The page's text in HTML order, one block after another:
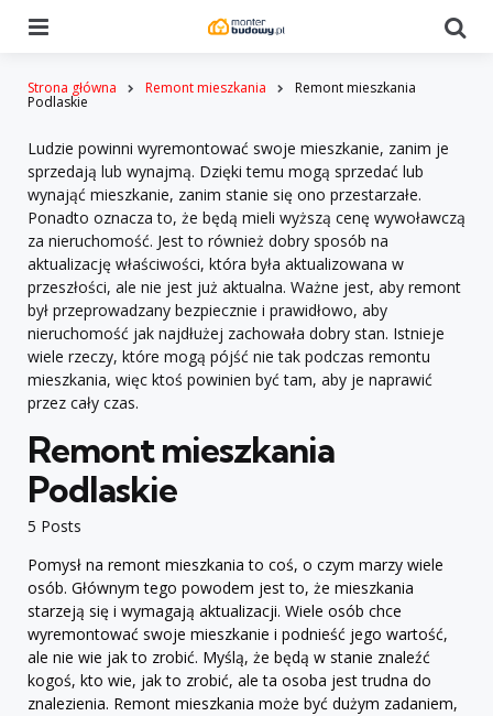
Strona główna Remont mieszkania Remont mieszkania
Podlaskie
5 Posts
Remont mieszkania
Podlaskie
Pomysł na remont mieszkania to coś, o czym marzy wiele
osób. Głównym tego powodem jest to, że mieszkania
starzeją się i wymagają aktualizacji. Wiele osób chce
wyremontować swoje mieszkanie i podnieść jego wartość,
ale nie wie jak to zrobić. Myślą, że będą w stanie znaleźć
kogoś, kto wie, jak to zrobić, ale ta osoba jest trudna do
znalezienia. Remont mieszkania może być dużym zadaniem,
Ludzie powinni wyremontować swoje mieszkanie, zanim je
sprzedają lub wynajmą. Dzięki temu mogą sprzedać lub
wynająć mieszkanie, zanim stanie się ono przestarzałe.
Ponadto oznacza to, że będą mieli wyższą cenę wywoławczą
za nieruchomość. Jest to również dobry sposób na
aktualizację właściwości, która była aktualizowana w
przeszłości, ale nie jest już aktualna. Ważne jest, aby remont
był przeprowadzany bezpiecznie i prawidłowo, aby
nieruchomość jak najdłużej zachowała dobry stan. Istnieje
wiele rzeczy, które mogą pójść nie tak podczas remontu
mieszkania, więc ktoś powinien być tam, aby je naprawić
przez cały czas.